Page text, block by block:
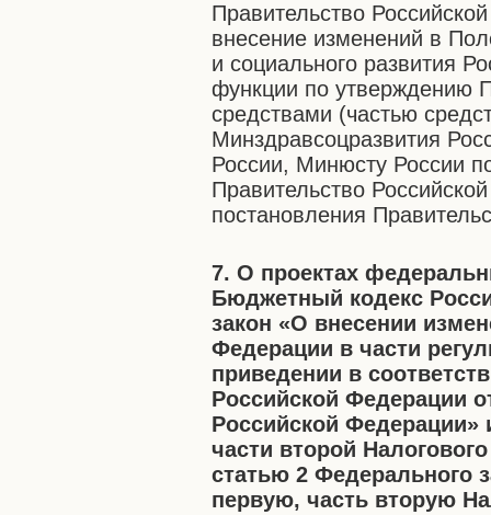
Правительство
внесение изменений в
и социального развития
функции по утверждению
средствами (частью
Минздравсоцразвития
России, Минюсту России
Правительство
постановления
7. О проектах
Бюджетный кодекс
закон «О внесении
Федерации в части
приведении в
Российской Федерации
Российской Федерации»
части второй
статью 2 Федерального
первую, часть вторую